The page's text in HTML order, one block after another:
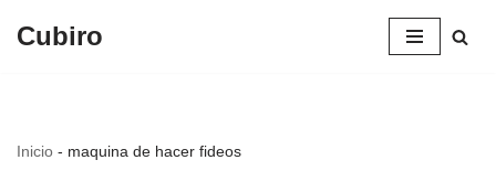
Cubiro
Inicio - maquina de hacer fideos